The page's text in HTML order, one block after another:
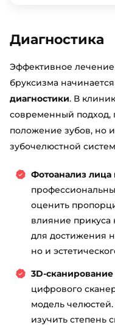
Диагностика
Эффективное
бруксизма
диагностики. В
современный подход,
положение зубов, но
зубочелюстной
Фотоанализ лица
оценить
влияние
для достижения
но и
3D-
цифрового
модель
изучить степень